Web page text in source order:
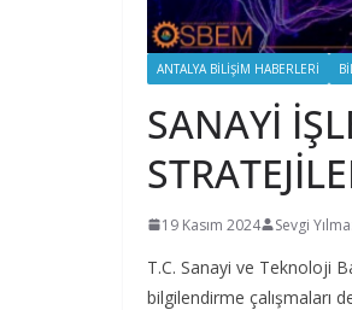
ANTALYA BILIŞIM HABERLERI
SANAYİ
19 Kasım 2024 Sevgi
T.C. Sanayi ve Teknoloji
bilgilendirme çalışmaları